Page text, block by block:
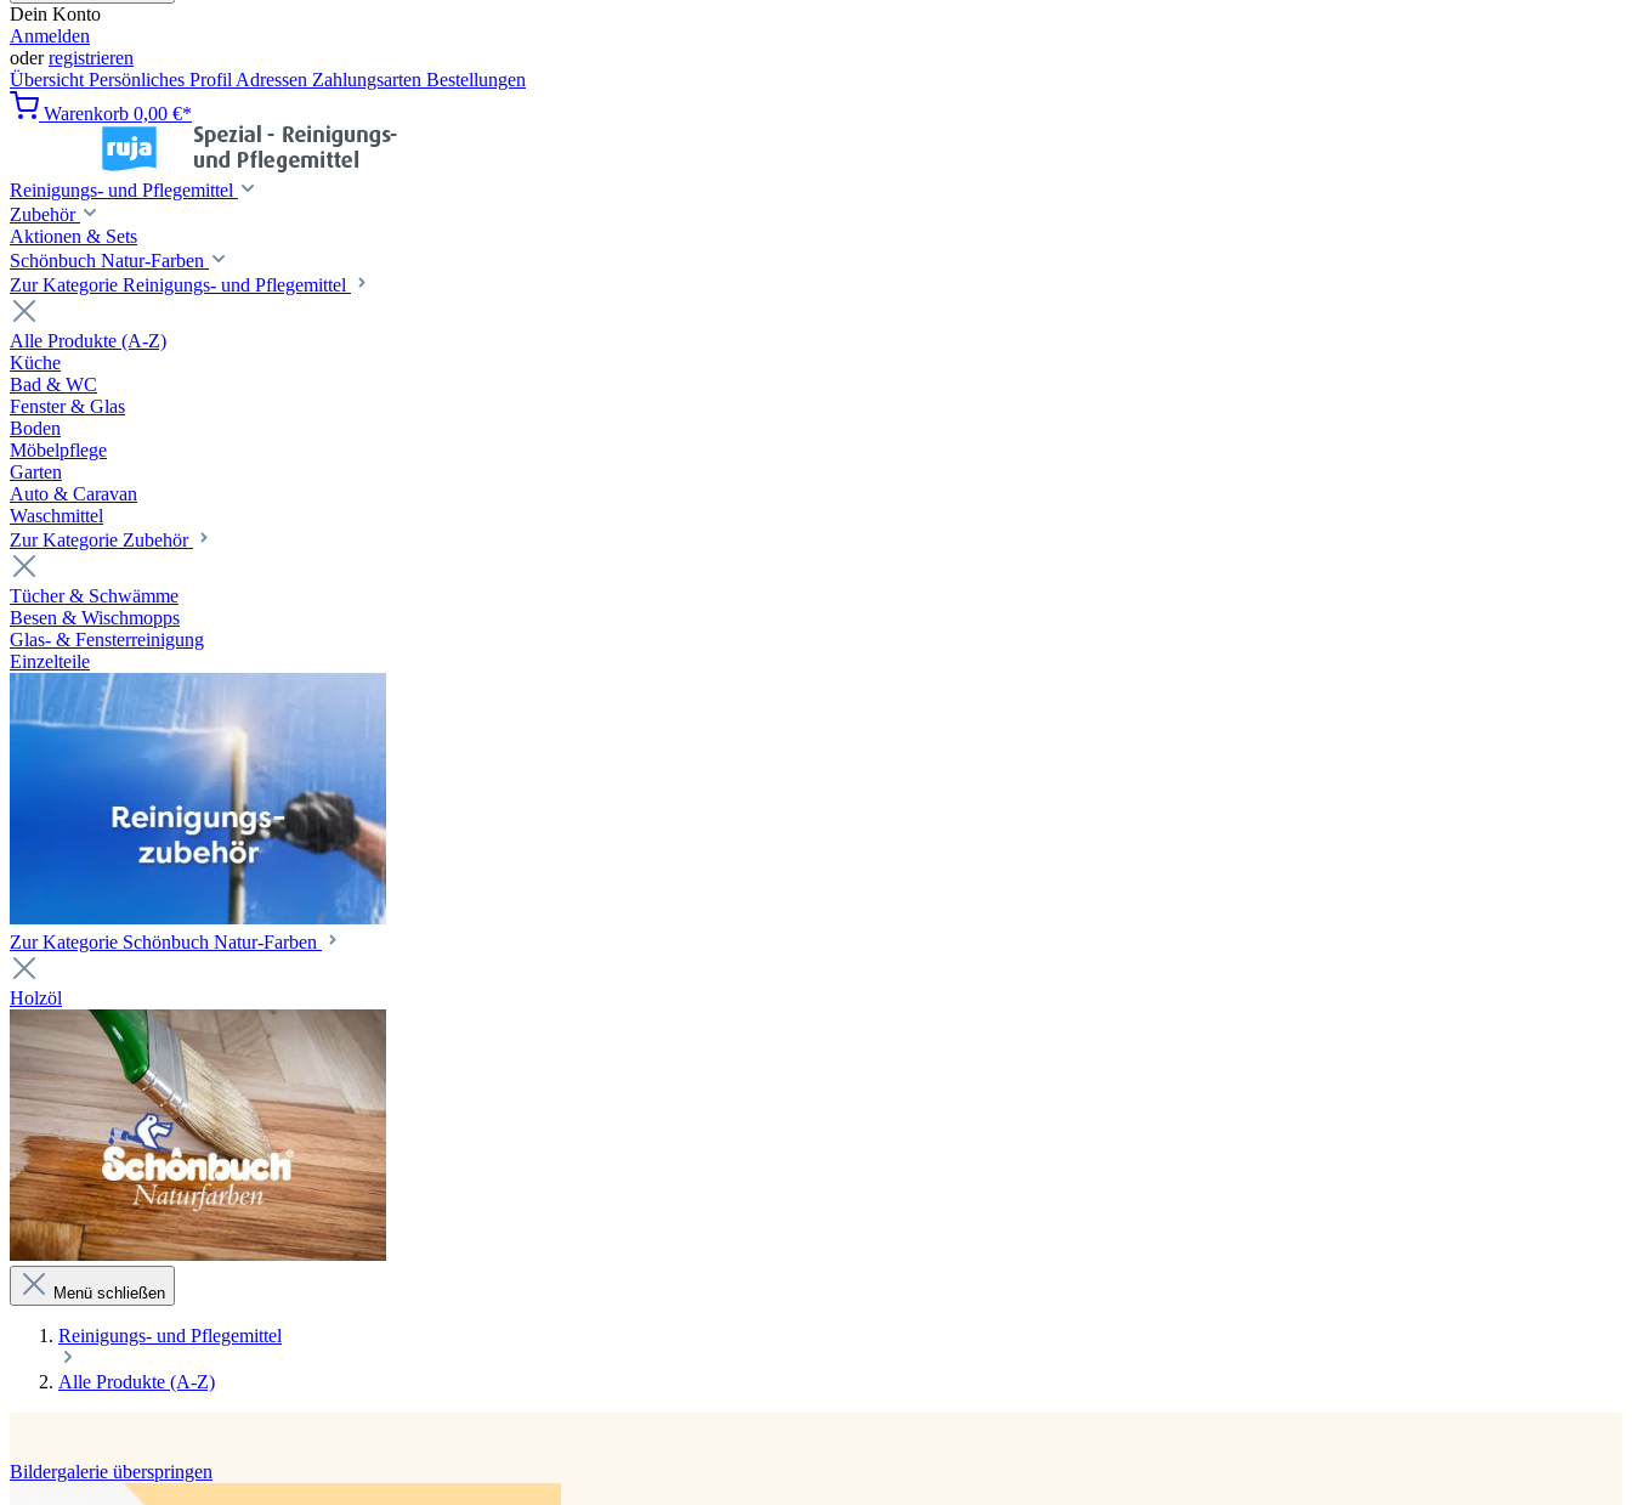
Dein Konto
Anmelden
oderregistrieren
Übersicht Persönliches Profil Adressen Zahlungsarten Bestellungen
Warenkorb 0,00 €*
Reinigungs- und Pflegemittel
Zubehör
Aktionen & Sets
Schönbuch Natur-Farben
Zur Kategorie Reinigungs- und Pflegemittel
Alle Produkte (A-Z)
Küche
Bad & WC
Fenster & Glas
Boden
Möbelpflege
Garten
Auto & Caravan
Waschmittel
Zur Kategorie Zubehör
Tücher & Schwämme
Besen & Wischmopps
Glas- & Fensterreinigung
Einzelteile
Zur Kategorie Schönbuch Natur-Farben
Holzöl
Menü schließen
Reinigungs- und Pflegemittel
Alle Produkte (A-Z)
Bildergalerie überspringen